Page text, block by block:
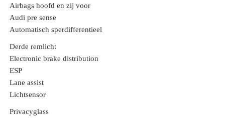
Airbags hoofd en zij voor
Audi pre sense
Automatisch sperdifferentieel
Derde remlicht
Electronic brake distribution
ESP
Lane assist
Lichtsensor
Privacyglass